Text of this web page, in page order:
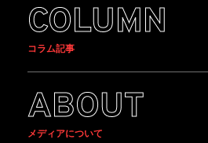
COLUMN
コラム記事
ABOUT
メディアについて